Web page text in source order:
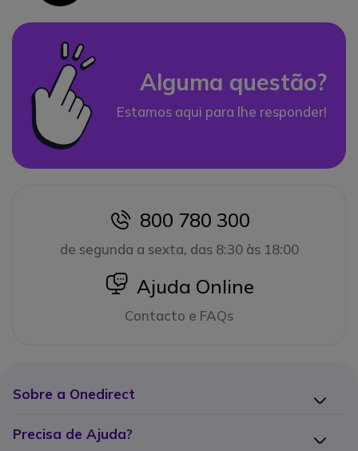
Alguma questão?
Estamos aqui para lhe responder!
icon
800 780 300
de segunda a sexta, das 8:30 às 18:00
icon
Ajuda Online
Contacto e FAQs
Sobre a Onedirect
Precisa de Ajuda?